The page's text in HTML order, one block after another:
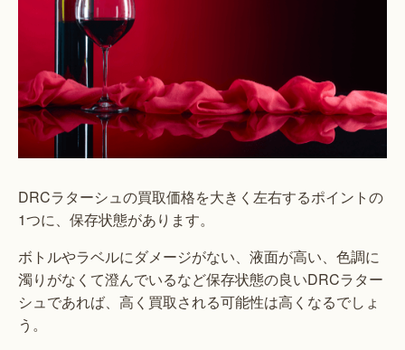
DRCラターシュの買取価格を大きく左右するポイントの
1つに、保存状態があります。
ボトルやラベルにダメージがない、液面が高い、色調に
濁りがなくて澄んでいるなど保存状態の良いDRCラター
シュであれば、高く買取される可能性は高くなるでしょ
う。